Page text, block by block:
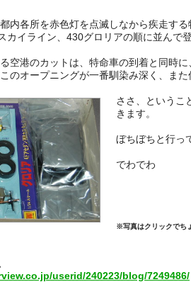
内各所を赤色灯を点滅しなから疾走す
カイライン、430グロリアの順に並んで
空港のカットは、特命車の到着と同時
のオープニングが一番馴染み深く、また
ささ、というこ
きます。
ぼちぼちと行っ
でわでわ
※写真はクリックでち
userid/240223/blog/7249486/